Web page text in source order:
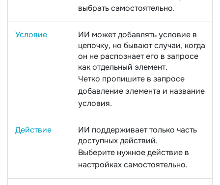
выбрать самостоятельно.
Условие
ИИ может добавлять условие в
цепочку, но бывают случаи, когда
он не распознает его в запросе
как отдельный элемент.
Четко пропишите в запросе
добавление элемента и название
условия.
Действие
ИИ поддерживает только часть
доступных действий.
Выберите нужное действие в
настройках самостоятельно.